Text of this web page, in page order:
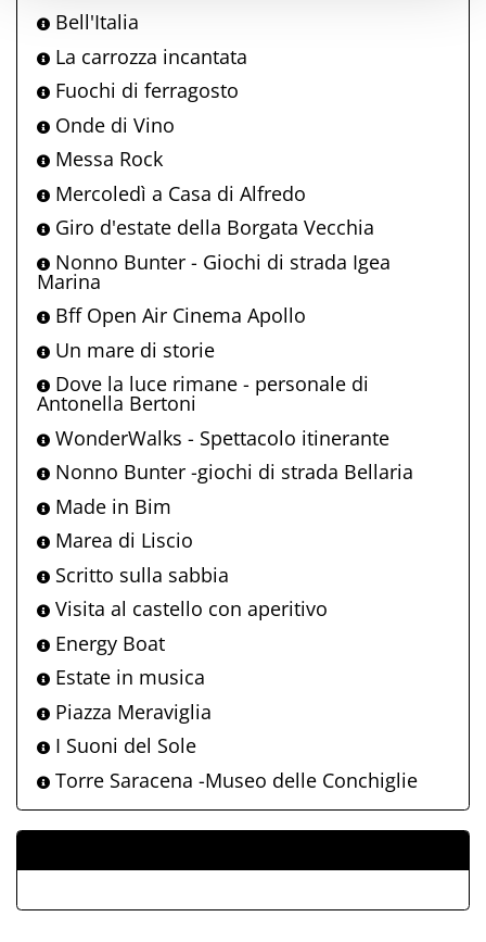
Bell'Italia
La carrozza incantata
Fuochi di ferragosto
Onde di Vino
Messa Rock
Mercoledì a Casa di Alfredo
Giro d'estate della Borgata Vecchia
Nonno Bunter - Giochi di strada Igea
Marina
Bff Open Air Cinema Apollo
Un mare di storie
Dove la luce rimane - personale di
Antonella Bertoni
WonderWalks - Spettacolo itinerante
Nonno Bunter -giochi di strada Bellaria
Made in Bim
Marea di Liscio
Scritto sulla sabbia
Visita al castello con aperitivo
Energy Boat
Estate in musica
Piazza Meraviglia
I Suoni del Sole
Torre Saracena -Museo delle Conchiglie